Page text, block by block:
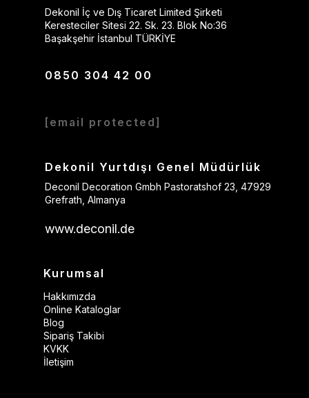
Dekonil İç ve Dış Ticaret Limited Şirketi
Keresteciler Sitesi 22. Sk. 23. Blok No:36
Başakşehir İstanbul TÜRKİYE
0850 304 42 00
[email protected]
Dekonil Yurtdışı Genel Müdürlük
Deconil Decoration Gmbh Pastoratshof 23, 47929
Grefrath, Almanya
www.deconil.de
Kurumsal
Hakkımızda
Online Kataloglar
Blog
Sipariş Takibi
KVKK
İletişim